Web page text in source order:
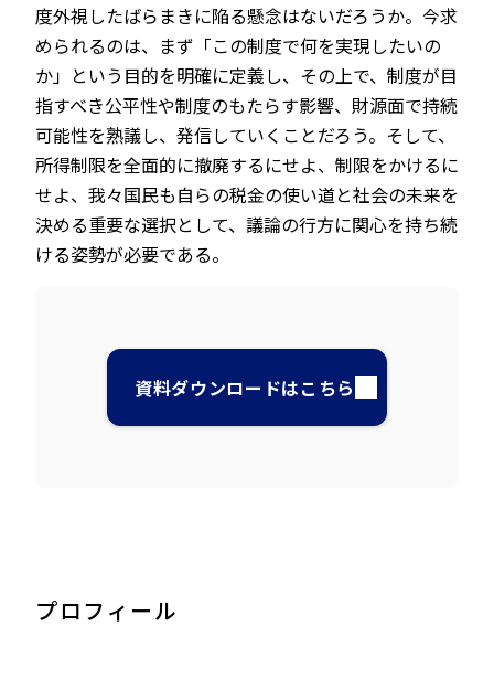
度外視したばらまきに陥る懸念はないだろうか。今求
められるのは、まず「この制度で何を実現したいの
か」という目的を明確に定義し、その上で、制度が目
指すべき公平性や制度のもたらす影響、財源面で持続
可能性を熟議し、発信していくことだろう。そして、
所得制限を全面的に撤廃するにせよ、制限をかけるに
せよ、我々国民も自らの税金の使い道と社会の未来を
決める重要な選択として、議論の行方に関心を持ち続
ける姿勢が必要である。
資料ダウンロードはこちら
プロフィール